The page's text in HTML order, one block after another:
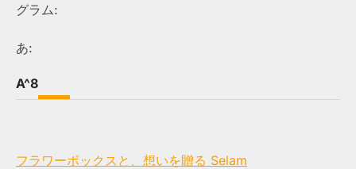
グラム:
あ:
A^8
フラワーボックスと、想いを贈る Selam